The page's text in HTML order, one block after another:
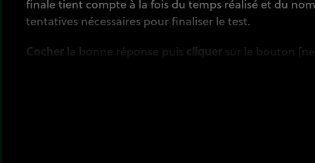
finale tient compte à la fois du temps réalisé et du
tentatives nécessaires pour finaliser le test.
Cocher la bonne réponse puis cliquer sur le bouton